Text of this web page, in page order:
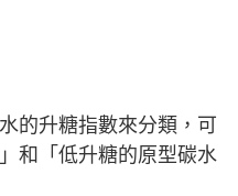
的升糖指數來分類，可
和「低升糖的原型碳水